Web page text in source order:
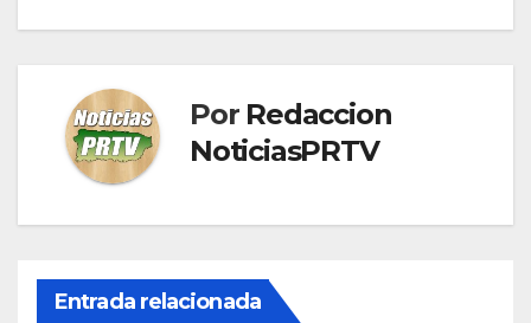
Por Redaccion
NoticiasPRTV
Entrada relacionada